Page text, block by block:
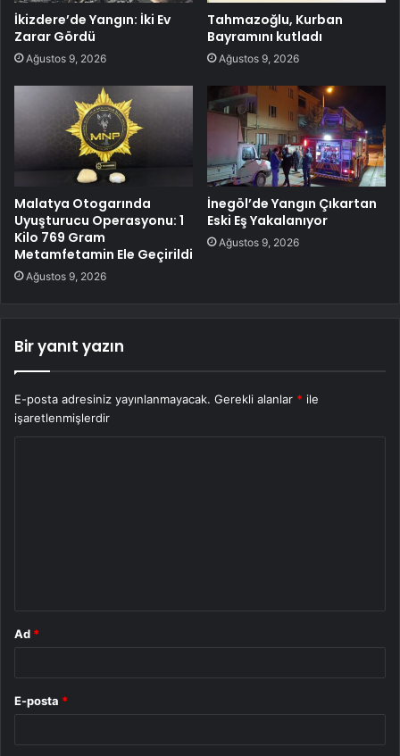
İkizdere’de Yangın: İki Ev
Zarar Gördü
Ağustos 9, 2026
Tahmazoğlu, Kurban
Bayramını kutladı
Ağustos 9, 2026
Malatya Otogarında
Uyuşturucu Operasyonu: 1
Kilo 769 Gram
Metamfetamin Ele Geçirildi
Ağustos 9, 2026
İnegöl’de Yangın Çıkartan
Eski Eş Yakalanıyor
Ağustos 9, 2026
Bir yanıt yazın
E-posta adresiniz yayınlanmayacak. Gerekli alanlar * ile
işaretlenmişlerdir
Ad *
E-posta *